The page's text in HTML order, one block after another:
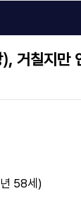
거칠지만
58세)